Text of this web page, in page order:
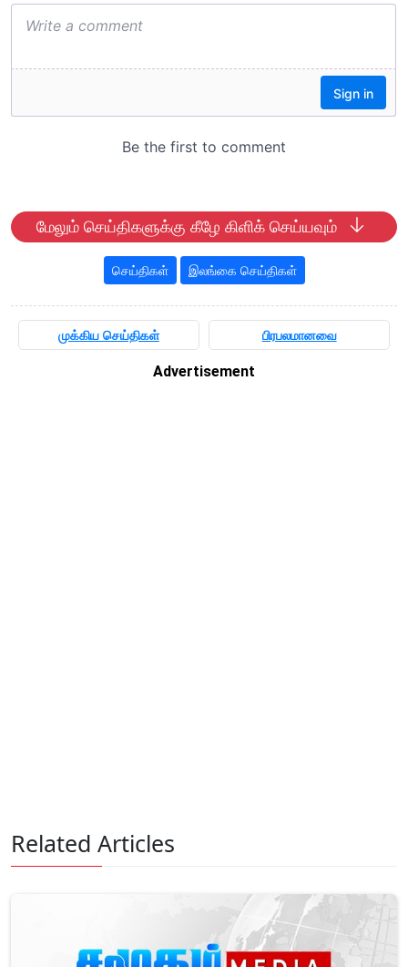
மேலும் செய்திகளுக்கு கீழே கிளிக் செய்யவும்
செய்திகள் இலங்கை செய்திகள்
முக்கிய செய்திகள் பிரபலமானவை
Advertisement
Related Articles